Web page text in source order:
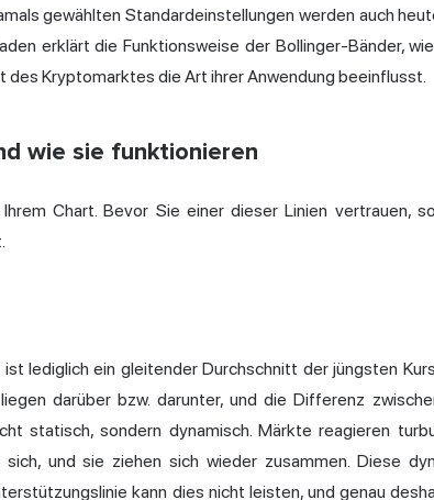
gewählten Standardeinstellungen werden auch
erklärt die Funktionsweise der Bollinger-Bänder,
Kryptomarktes die Art ihrer Anwendung beeinflusst.
wie sie funktionieren
Chart. Bevor Sie einer dieser Linien vertrauen,
lediglich ein gleitender Durchschnitt der jüngsten
darüber bzw. darunter, und die Differenz
statisch, sondern dynamisch. Märkte reagieren
und sie ziehen sich wieder zusammen. Diese
kann dies nicht leisten, und genau